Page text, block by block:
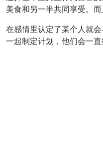
美食和另一半共同享受。
在感情里认定了某个人就
一起制定计划，他们会一